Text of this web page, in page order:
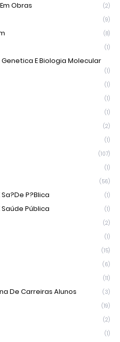
Obras (2)
(9)
(8)
(1)
E Biologia Molecular
(1)
(1)
(1)
(1)
(2)
(1)
(107)
(1)
(56)
P?blica (1)
Pública (1)
(2)
(1)
(15)
(6)
(11)
De Carreiras Alunos (3)
(19)
(2)
(1)